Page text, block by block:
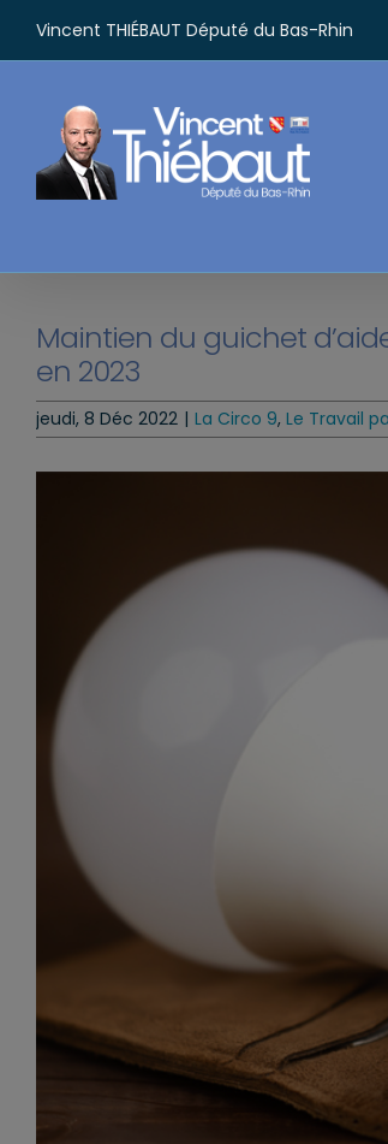
contenu
Vincent THIÉBAUT Député du Bas-Rhin
Maintien du guichet
en 2023
jeudi, 8 Déc 2022 | La Circo 9, Le Travail